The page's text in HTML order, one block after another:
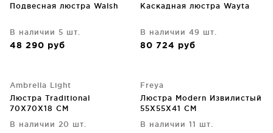
Подвесная люстра Walsh
В наличии 5 шт.
48 290 руб
Каскадная люстра Wayta
В наличии 49 шт.
80 724 руб
Ambrella Light
Люстра Traditional
70X70X18 CM
В наличии 20 шт.
Freya
Люстра Modern Извилистый
55X55X41 CM
В наличии 11 шт.